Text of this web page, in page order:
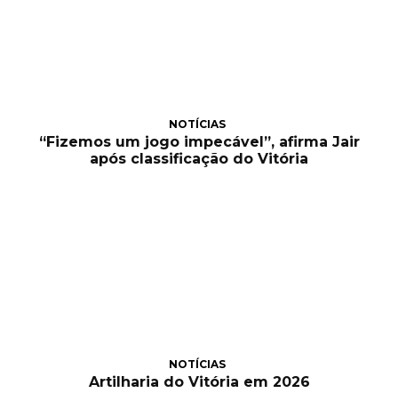
NOTÍCIAS
“Fizemos um jogo impecável”, afirma Jair
após classificação do Vitória
NOTÍCIAS
Artilharia do Vitória em 2026